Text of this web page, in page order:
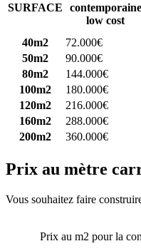
SURFACE
contemporaine
low cost
40m2
72.000€
50m2
90.000€
80m2
144.000€
100m2
180.000€
120m2
216.000€
160m2
288.000€
200m2
360.000€
Prix au mètre
Vous souhaitez faire
Prix au m2 pour la